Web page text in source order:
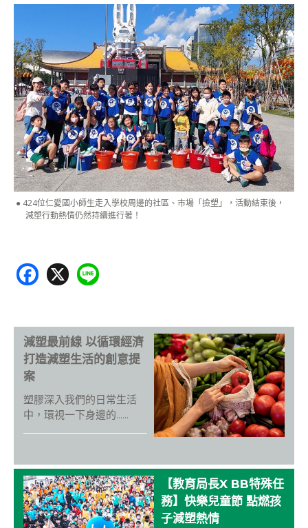
424位仁愛國小師生走入學校周邊的社區、市場「撿塑」，活動結束後，
減塑行動熱情仍然持續進行著！
F
ac
b
o
k
X
減塑最前線 以循環經濟
打造減塑生活的創意提
案
塑膠深入我們的日常生活
中，環視一下身邊的......
【教育局長X BB特殊任
務】快樂兒童節 點燃孩
子減塑熱情